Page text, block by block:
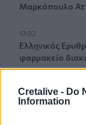
Cretalive - Do
Information
Μαρκόπουλο
17:32
Ελληνικός
φαρμακείο
Aποκαλύψεις